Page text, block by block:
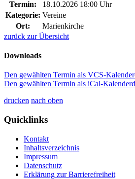
Termin:
18.10.2026 18:00 Uhr
Kategorie: Vereine
Ort:
Marienkirche
zurück zur Übersicht
Downloads
Den gewählten Termin als VCS-
Den gewählten Termin als iCal-
drucken nach oben
Quicklinks
Kontakt
Inhaltsverzeichnis
Impressum
Datenschutz
Erklärung zur Barrierefreiheit